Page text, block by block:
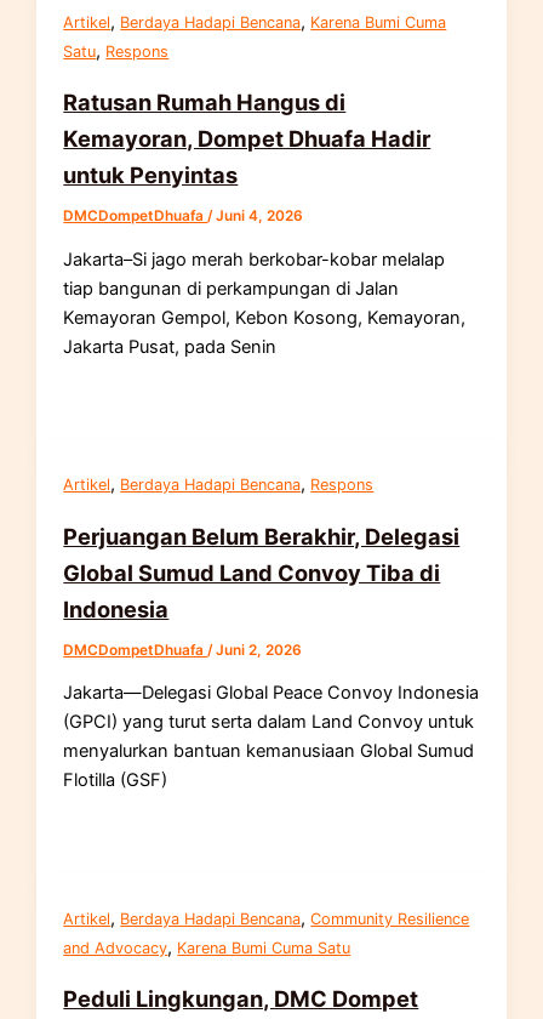
Artikel, Berdaya Hadapi Bencana, Karena Bumi Cuma
Satu, Respons
Ratusan Rumah Hangus di
Kemayoran, Dompet Dhuafa Hadir
untuk Penyintas
DMCDompetDhuafa/Juni 4, 2026
Jakarta–Si jago merah berkobar-kobar melalap
tiap bangunan di perkampungan di Jalan
Kemayoran Gempol, Kebon Kosong, Kemayoran,
Jakarta Pusat, pada Senin
Artikel, Berdaya Hadapi Bencana, Respons
Perjuangan Belum Berakhir, Delegasi
Global Sumud Land Convoy Tiba di
Indonesia
DMCDompetDhuafa /Juni 2, 2026
Jakarta—Delegasi Global Peace Convoy Indonesia
(GPCI) yang turut serta dalam Land Convoy untuk
menyalurkan bantuan kemanusiaan Global Sumud
Flotilla (GSF)
Artikel, Berdaya Hadapi Bencana,Community Resilience
and Advocacy, Karena Bumi Cuma Satu
Peduli Lingkungan, DMC Dompet